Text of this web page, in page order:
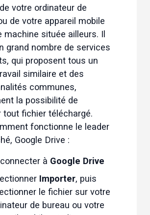
votre ordinateur de
de votre appareil mobile
machine située ailleurs. Il
grand nombre de services
qui proposent tous un
similaire et des
communes,
la possibilité de
tout fichier téléchargé.
fonctionne le leader
Google Drive :
à Google Drive
Importer, puis
le fichier sur votre
de bureau ou votre